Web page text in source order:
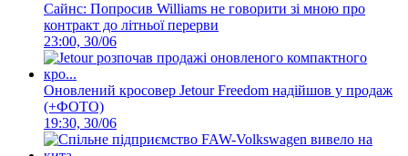
Сайнс: Попросив Williams не говорити зі мною про
контракт до літньої перерви
23:00, 30/06
Оновлений кросовер Jetour Freedom надійшов у продаж
(+ФОТО)
19:30, 30/06